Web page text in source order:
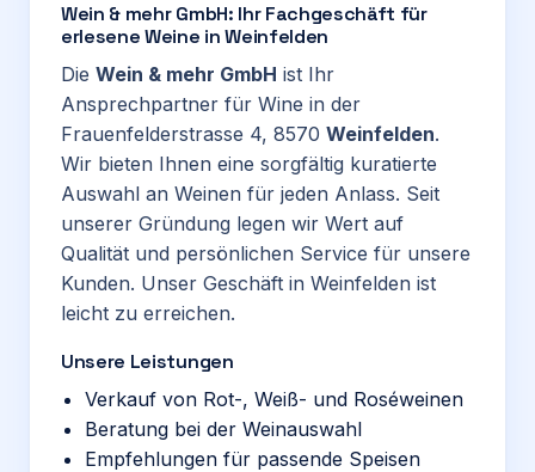
Wein & mehr GmbH: Ihr Fachgeschäft für
erlesene Weine in Weinfelden
Die Wein & mehr GmbH ist Ihr
Ansprechpartner für Wine in der
Frauenfelderstrasse 4, 8570 Weinfelden.
Wir bieten Ihnen eine sorgfältig kuratierte
Auswahl an Weinen für jeden Anlass. Seit
unserer Gründung legen wir Wert auf
Qualität und persönlichen Service für unsere
Kunden. Unser Geschäft in Weinfelden ist
leicht zu erreichen.
Unsere Leistungen
Verkauf von Rot-, Weiß- und Roséweinen
Beratung bei der Weinauswahl
Empfehlungen für passende Speisen